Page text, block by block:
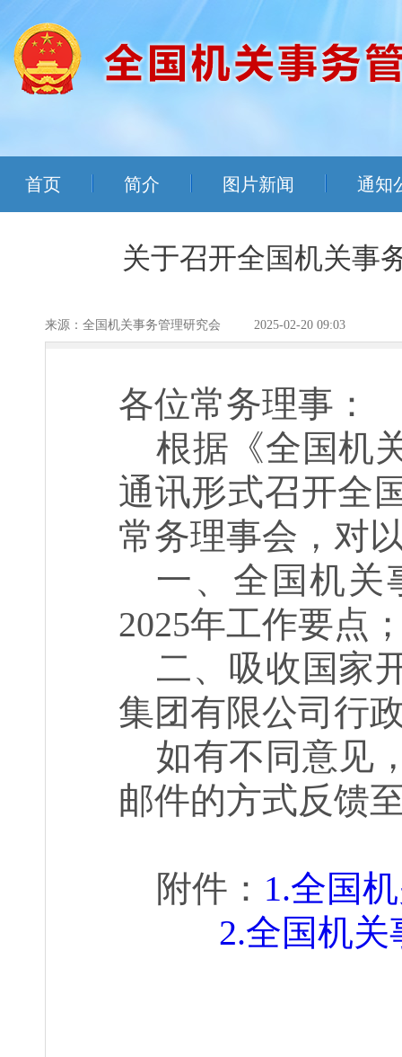
首页 简介 图片新闻 通知
关于召开全国机关事
来源：全国机关事务管理研究会 2025-02-20 09:03
各位常务理事 ：
根据 《全国机
通讯形式召开全
常务理事会，对
一、 全国机关
2025年工作要点
二、 吸收 国家
集团有限公司行
如有不同意见
邮件的方式反馈
附件 ： 1.全国
2.全国机关